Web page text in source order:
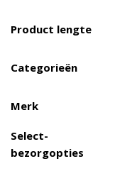
Product lengte
Categorieën
Merk
Select-
bezorgopties